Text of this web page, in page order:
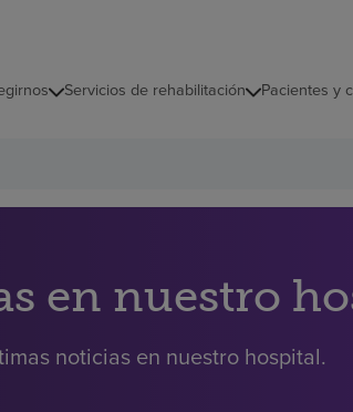
Servicios de rehabilitación Pacientes y
en nuestro
noticias en nuestro hospital.